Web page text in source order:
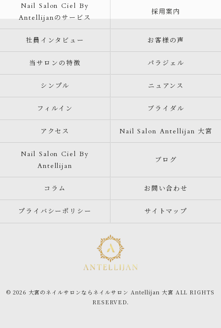
Nail Salon Ciel By
Antellijanのサービス
採用案内
社員インタビュー お客様の声
当サロンの特徴 パラジェル
シンプル ニュアンス
フィルイン ブライダル
アクセス Nail Salon Antellijan 大宮
Nail Salon Ciel By
Antellijan
ブログ
コラム お問い合わせ
プライバシーポリシー サイトマップ
© 2026 大宮のネイルサロンならネイルサロン Antellijan 大宮 ALL RIGHTS
RESERVED.